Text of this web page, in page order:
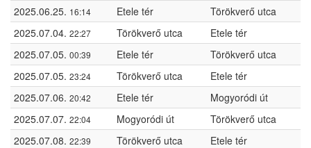
2025.06.25. 16:14 Etele tér
Törökverő utca
2025.07.04. 22:27 Törökverő utca
Etele tér
2025.07.05. 00:39 Etele tér
Törökverő utca
2025.07.05. 23:24 Törökverő utca
Etele tér
2025.07.06. 20:42 Etele tér
Mogyoródi út
2025.07.07. 22:04 Mogyoródi út
Törökverő utca
2025.07.08. 22:39 Törökverő utca
Etele tér